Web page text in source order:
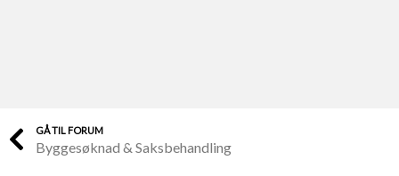
Finn håndverkere
GÅ TIL FORUM
Byggesøknad & Saksbehandling